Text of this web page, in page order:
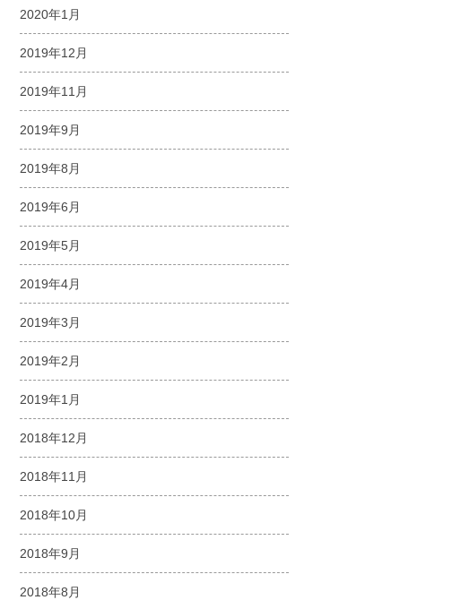
2020年1月
2019年12月
2019年11月
2019年9月
2019年8月
2019年6月
2019年5月
2019年4月
2019年3月
2019年2月
2019年1月
2018年12月
2018年11月
2018年10月
2018年9月
2018年8月